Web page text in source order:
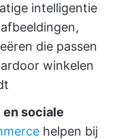
intelligentie
die passen
winkelen
sociale
helpen bij